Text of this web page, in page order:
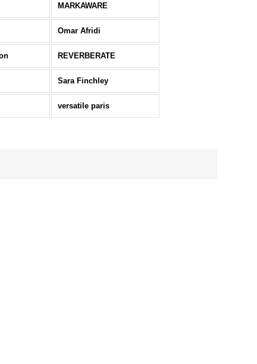
MARKAWARE
Omar Afridi
REVERBERATE
Sara Finchley
versatile paris